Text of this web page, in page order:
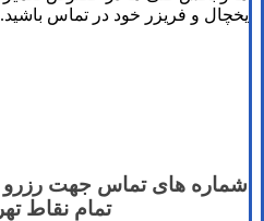
یخچال و فریزر خود در تماس باشید.
شماره های تماس​ جهت رزرو
تمام نقاط